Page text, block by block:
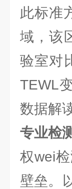
此标准
域，该
验室对
TEWL
数据解
专业检
权wei
壁垒。